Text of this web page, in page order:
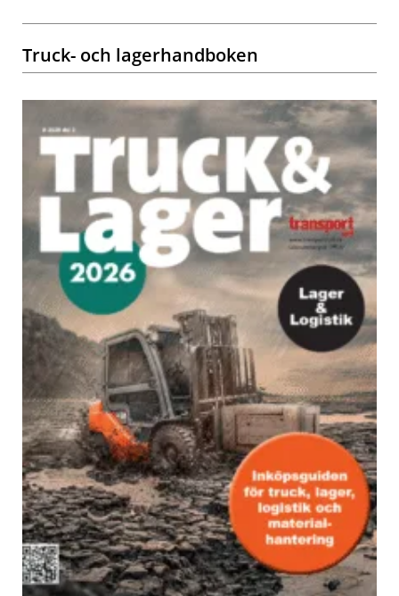
Truck- och lagerhandboken